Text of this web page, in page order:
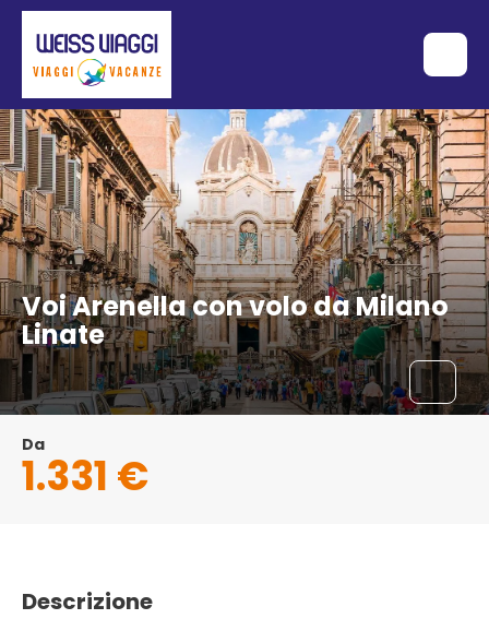
Voi Arenella con volo da Milano
Linate
Da
1.331 €
Descrizione